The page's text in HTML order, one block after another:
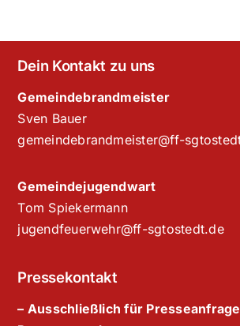
Dein Kontakt zu uns
Gemeindebrandmeister
Sven Bauer
gemeindebrandmeister@ff-
Gemeindejugendwart
Tom Spiekermann
jugendfeuerwehr@ff-sgtostedt.de
Pressekontakt
– Ausschließlich für